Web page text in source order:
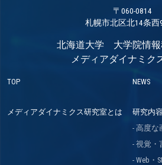
〒060-0814
札幌市北区北14条西
北海道大学 大学院情報
メディアダイナミク
TOP NEWS
メディアダイナミクス研究室とは
研究内
高度な
視覚・
Web・